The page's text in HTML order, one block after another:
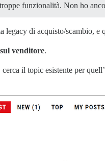
funzionalità. Non ho
legacy di acquisto/scambio, e
venditore.
il topic esistente per